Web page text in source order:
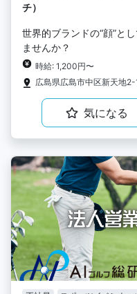
チ）
世界的ブランドの“顔”と
ませんか？
時給: 1,200円〜
気になる